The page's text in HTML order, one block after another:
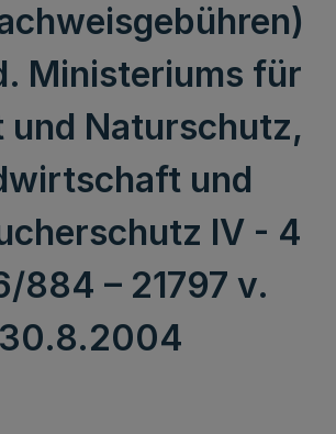
Ministeriums für
und Naturschutz,
und
IV - 4
884 – 21797 v.
30.8.2004